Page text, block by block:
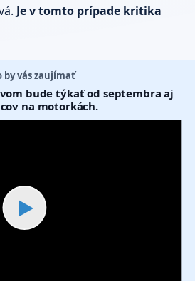
Je v tomto prípade kritika
by vás zaujímať
bude týkať od septembra aj
na motorkách.
▶